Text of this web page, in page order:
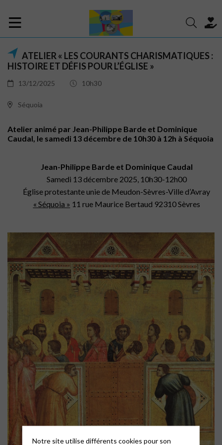
ATELIER « LES COURANTS CHARISMATIQUES :
HISTOIRE ET DÉFIS POUR L’ÉGLISE »
13/12/2025 10h30
Séquoia
Atelier animé par Jean-Philippe Barde et Dominique
Caudal, le samedi 13 décembre de 10h30 à 12h à Séquoia
Jean-Philippe Barde et Dominique Caudal
Samedi 13 décembre 2025, 10h30-12h00
Église protestante unie de Meudon-Sèvres-Ville d’Avray
« Séquoia » 11 rue Maurice Bertaud 92310 Sèvres
Notre site utilise différents cookies pour son